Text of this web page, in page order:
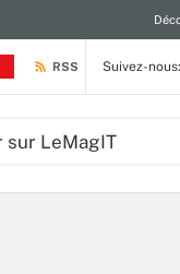
RSS Suivez-nous: